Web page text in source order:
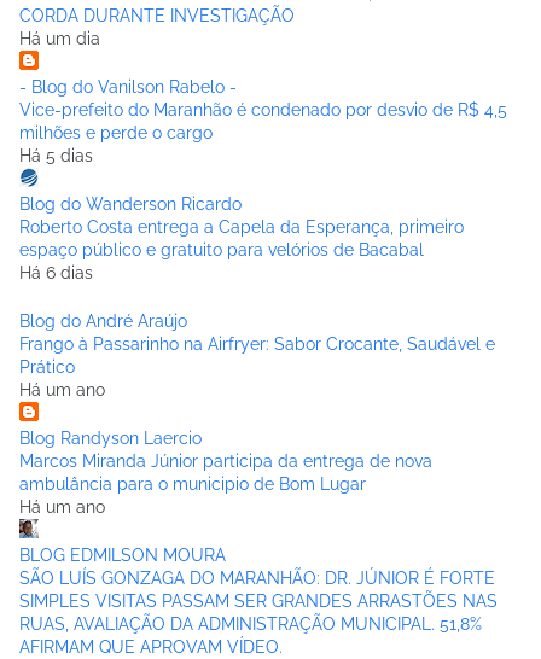
CORDA DURANTE INVESTIGAÇÃO
Há um dia
- Blog do Vanilson Rabelo -
Vice-prefeito do Maranhão é condenado por desvio de R$ 4,5
milhões e perde o cargo
Há 5 dias
Blog do Wanderson Ricardo
Roberto Costa entrega a Capela da Esperança, primeiro
espaço público e gratuito para velórios de Bacabal
Há 6 dias
Blog do André Araújo
Frango à Passarinho na Airfryer: Sabor Crocante, Saudável e
Prático
Há um ano
Blog Randyson Laercio
Marcos Miranda Júnior participa da entrega de nova
ambulância para o municipio de Bom Lugar
Há um ano
BLOG EDMILSON MOURA
SÃO LUÍS GONZAGA DO MARANHÃO: DR. JÚNIOR É FORTE
SIMPLES VISITAS PASSAM SER GRANDES ARRASTÕES NAS
RUAS, AVALIAÇÃO DA ADMINISTRAÇÃO MUNICIPAL. 51,8%
AFIRMAM QUE APROVAM VÍDEO.